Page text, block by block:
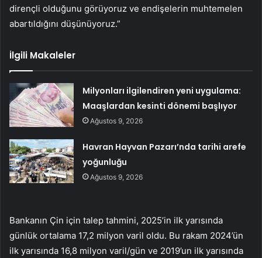
dirençli olduğunu görüyoruz ve endişelerin muhtemelen
abartıldığını düşünüyoruz.”
İlgili Makaleler
Milyonları ilgilendiren yeni uygulama:
Maaşlardan kesinti dönemi başlıyor
Ağustos 9, 2026
Havran Hayvan Pazarı’nda tarihi arefe
yoğunluğu
Ağustos 9, 2026
Bankanın Çin için talep tahmini, 2025’in ilk yarısında
günlük ortalama 17,2 milyon varil oldu. Bu rakam 2024’ün
ilk yarısında 16,8 milyon varil/gün ve 2019’un ilk yarısında